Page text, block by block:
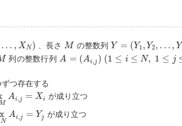
… , XN ) 、長さM
M の整数列 Y = (Y1, Y2, … , Y
Y= 1,Y 2,… M)
列の整数行列A = (Ai,j )
A i, ) (1 ≤ i ≤ N, 1 ≤ j
(1 ≤ N 1 ≤j≤ M
つ存在する
Ai,j = Xi
1≤ ≤ j=X が成り立つ
N
Ai, j = Yj
i≤ j=Y j
が成り立つ